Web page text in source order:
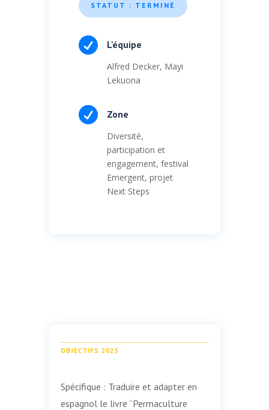
STATUT : TERMINÉ
 L'équipe
Alfred Decker, Mayi
Lekuona
 Zone
Diversité,
participation et
engagement, festival
Emergent, projet
Next Steps
OBJECTIFS 2025
Spécifique : Traduire et adapter en
espagnol le livre “Permaculture